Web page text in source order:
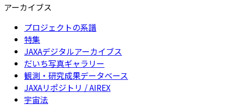
アーカイブス
プロジェクトの系譜
特集
JAXAデジタルアーカイブス
だいち写真ギャラリー
観測・研究成果データベース
JAXAリポジトリ / AIREX
宇宙法